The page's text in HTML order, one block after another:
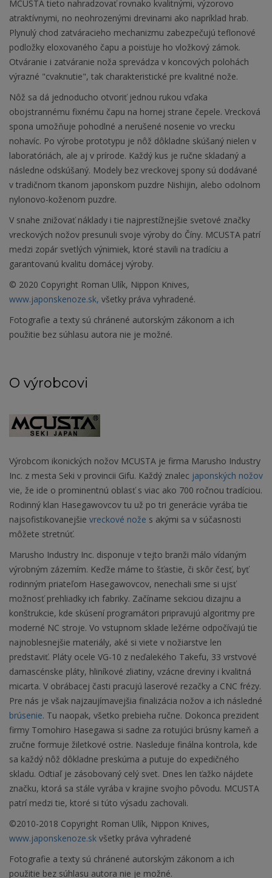
MCUSTA tieto nahradzovať rovnako kvalitnými, výzorovo
atraktívnymi, no neohrozenými drevinami ako napríklad hrab.
Plynulý chod zatváracieho mechanizmu zabezpečujú teflonové
podložky eloxovaného čapu a poisťuje ho vložkový zámok.
Otváranie i zatváranie noža sprevádza v koncových polohách
výrazné "cvaknutie", tak charakteristické pre kvalitné nože.
Nôž sa dá jednoducho otvoriť jednou rukou vďaka
obojstrannému fixnému čapu na hornej strane čepele. Vrecková
spona umožňuje pohodlné a nerušené nosenie vo vrecku
nohavíc. Po výrobe prototypu je nôž dôkladne skúšaný nielen v
laboratóriách, ale aj v prírode. Každý kus je ručne skladaný a
následne odskúšaný. Modely bez vreckovej spony sú dodávané
v tradičnom tkanom japonskom puzdre Nishijin, alebo odolnom
nylonovo-koženom puzdre.
V snahe znižovať náklady i tie najprestížnejšie svetové značky
vreckových nožov presunuli svoje výroby do Číny. MCUSTA patrí
medzi zopár svetlých výnimiek, ktoré stavili na tradíciu a
garantovanú kvalitu domácej výroby.
© 2020 Copyright Roman Ulík, Nippon Knives,
www.japonskenoze.sk, všetky práva vyhradené.
Fotografie a texty sú chránené autorským zákonom a ich
použitie bez súhlasu autora nie je možné.
O výrobcovi
Výrobcom ikonických nožov MCUSTA je firma Marusho Industry
Inc. z mesta Seki v provincii Gifu. Každý znalec japonských nožov
vie, že ide o prominentnú oblasť s viac ako 700 ročnou tradíciou.
Rodinný klan Hasegawovcov tu už po tri generácie vyrába tie
najsofistikovanejšie vreckové nože s akými sa v súčasnosti
môžete stretnúť.
Marusho Industry Inc. disponuje v tejto branži málo vídaným
výrobným zázemím. Keďže máme to šťastie, či skôr česť, byť
rodinným priateľom Hasegawovcov, nenechali sme si ujsť
možnosť prehliadky ich fabriky. Začíname sekciou dizajnu a
konštrukcie, kde skúsení programátori pripravujú algoritmy pre
moderné NC stroje. Vo vstupnom sklade ležérne odpočívajú tie
najnoblesnejšie materiály, aké si viete v nožiarstve len
predstaviť. Pláty ocele VG-10 z neďalekého Takefu, 33 vrstvové
damascénske pláty, hliníkové zliatiny, vzácne dreviny i kvalitná
micarta. V obrábacej časti pracujú laserové rezačky a CNC frézy.
Pre nás je však najzaujímavejšia finalizácia nožov a ich následné
brúsenie. Tu naopak, všetko prebieha ručne. Dokonca prezident
firmy Tomohiro Hasegawa si sadne za rotujúci brúsny kameň a
zručne formuje žiletkové ostrie. Nasleduje finálna kontrola, kde
sa každý nôž dôkladne preskúma a putuje do expedičného
skladu. Odtiaľ je zásobovaný celý svet. Dnes len ťažko nájdete
značku, ktorá sa stále vyrába v krajine svojho pôvodu. MCUSTA
patrí medzi tie, ktoré si túto výsadu zachovali.
©2010-2018 Copyright Roman Ulík, Nippon Knives,
www.japonskenoze.sk všetky práva vyhradené
Fotografie a texty sú chránené autorským zákonom a ich
použitie bez súhlasu autora nie je možné.